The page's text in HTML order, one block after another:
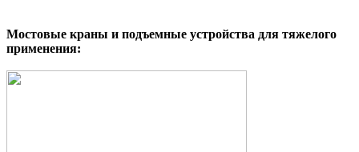
Мостовые краны и подъемные устройства для тяжелого
применения: